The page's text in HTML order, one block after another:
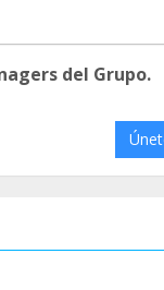
del Grupo.